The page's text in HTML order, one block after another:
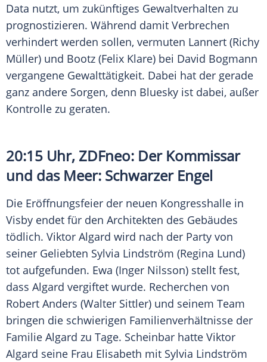
Data nutzt, um zukünftiges Gewaltverhalten zu
prognostizieren. Während damit Verbrechen
verhindert werden sollen, vermuten Lannert (Richy
Müller) und Bootz (Felix Klare) bei David Bogmann
vergangene Gewalttätigkeit. Dabei hat der gerade
ganz andere Sorgen, denn Bluesky ist dabei, außer
Kontrolle zu geraten.
20:15 Uhr, ZDFneo: Der Kommissar
und das Meer: Schwarzer Engel
Die Eröffnungsfeier der neuen Kongresshalle in
Visby endet für den Architekten des Gebäudes
tödlich. Viktor Algard wird nach der Party von
seiner Geliebten Sylvia Lindström (Regina Lund)
tot aufgefunden. Ewa (Inger Nilsson) stellt fest,
dass Algard vergiftet wurde. Recherchen von
Robert Anders (Walter Sittler) und seinem Team
bringen die schwierigen Familienverhältnisse der
Familie Algard zu Tage. Scheinbar hatte Viktor
Algard seine Frau Elisabeth mit Sylvia Lindström